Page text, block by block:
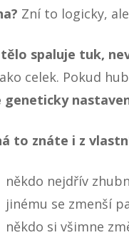
Zní to logicky, ale
tělo spaluje tuk,
celek. Pokud
geneticky
to znáte i z
někdo nejdřív
jinému se zmenší
někdo si všimne